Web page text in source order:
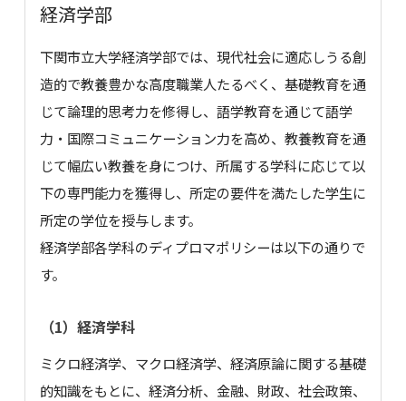
経済学部
下関市立大学経済学部では、現代社会に適応しうる創
造的で教養豊かな高度職業人たるべく、基礎教育を通
じて論理的思考力を修得し、語学教育を通じて語学
力・国際コミュニケーション力を高め、教養教育を通
じて幅広い教養を身につけ、所属する学科に応じて以
下の専門能力を獲得し、所定の要件を満たした学生に
所定の学位を授与します。
経済学部各学科のディプロマポリシーは以下の通りで
す。
（1）経済学科
ミクロ経済学、マクロ経済学、経済原論に関する基礎
的知識をもとに、経済分析、金融、財政、社会政策、